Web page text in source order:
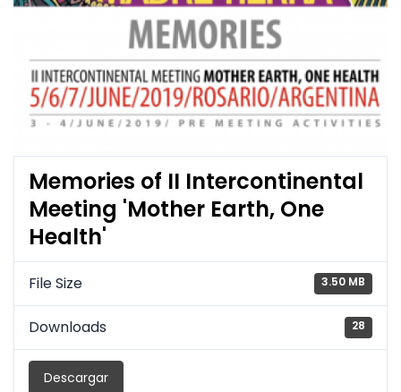
Memories of II Intercontinental
Meeting 'Mother Earth, One
Health'
File Size 3.50 MB
Downloads 28
Descargar